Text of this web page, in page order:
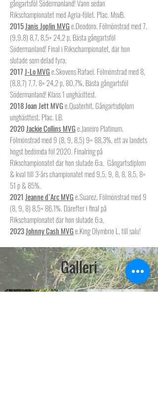
gångartsföl Södermanland! Vann sedan
Rikschampionatet med Agria-fölet. Plac. MsvB.
2015Janis Joplin MVGe.Deodoro. Fölmönstrad med 7,
(9,9,8) 8,7, 8,5= 24,2 p, Bästa gångartsföl
Södermanland! Final i Rikschampionatet, där hon
slutade som delad fyra.
2017J-Lo MVGe.Skovens Rafael. Fölmönstrad med 8,
(8,8,7) 7,7, 8= 24,2 p, 80,7%, Bästa gångartsföl
Södermanland! Klass 1 unghästtest.
2018 Joan Jett MVGe.Quaterhit. Gångartsdiplom
unghästtest. Plac. LB.
2020Jackie Collins MVGe.Janeiro Platinum.
Fölmönstrad med 9 (8, 9, 8,5) 9= 88,3%, ett av landets
högst bedömda föl 2020. Finalring på
Rikschampionatet där hon slutade 6:a. Gångartsdiplom
& kval till 3-års championatet med 9,5, 9, 8, 8, 8,5, 8=
51 p & 85%.
2021Jeanne d´Arc MVGe.Suarez. Fölmönstrad med 9
(8, 9, 8) 8,5= 86,1%. Därefter i final på
Rikschampionatet där hon slutade 6:a.
2023Johnny Cash MVGe.King Olymbrio L, till salu!
Galleri